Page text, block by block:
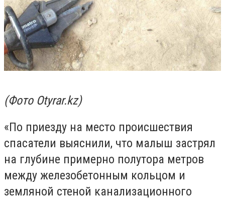
(Фото Otyrar.kz)
«По приезду на место происшествия
спасатели выяснили, что малыш застрял
на глубине примерно полутора метров
между железобетонным кольцом и
земляной стеной канализационного